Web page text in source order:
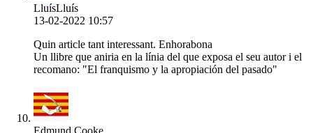
LluísLluís
13-02-2022 10:57
Quin article tant interessant. Enhorabona
Un llibre que aniria en la línia del que exposa el seu autor i el
recomano: "El franquismo y la apropiación del pasado"
Edmund Cooke